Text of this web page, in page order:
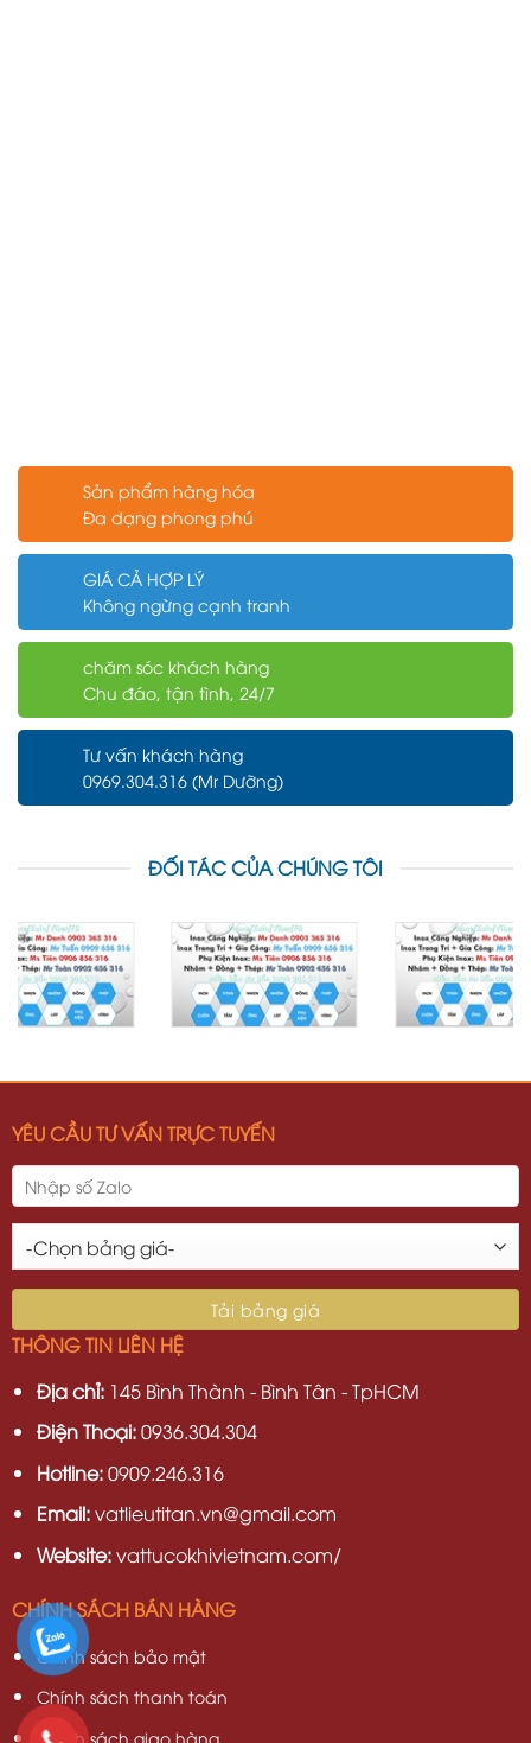
Sản phẩm hàng hóa
Đa dạng phong phú
GIÁ CẢ HỢP LÝ
Không ngừng cạnh tranh
chăm sóc khách hàng
Chu đáo, tận tình, 24/7
Tư vấn khách hàng
0969.304.316 (Mr Dưỡng)
ĐỐI TÁC CỦA CHÚNG TÔI
YÊU CẦU TƯ VẤN TRỰC TUYẾN
THÔNG TIN LIÊN HỆ
Địa chỉ:145 Bình Thành - Bình Tân - TpHCM
Điện Thoại:0936.304.304
Hotline:0909.246.316
Email:vatlieutitan.vn@gmail.com
Website:vattucokhivietnam.com/
CHÍNH SÁCH BÁN HÀNG
Chính sách bảo mật
Chính sách thanh toán
Chính sách giao hàng